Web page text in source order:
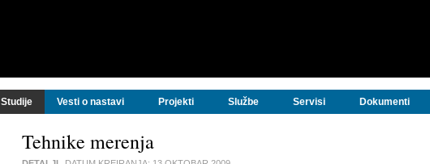
Studije Vesti o nastavi Projekti Službe Servisi Dokumenti
Tehnike merenja